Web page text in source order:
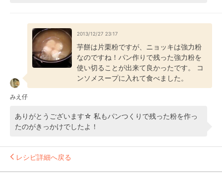
2013/12/27 23:17
芋餅は片栗粉ですが、ニョッキは強力粉
なのですね！パン作りで残った強力粉を
使い切ることが出来て良かったです。 コ
ンソメスープに入れて食べました。
みえ仔
ありがとうございます☆ 私もパンつくりで残った粉を作っ
たのがきっかけでしたよ！
レシピ詳細へ戻る